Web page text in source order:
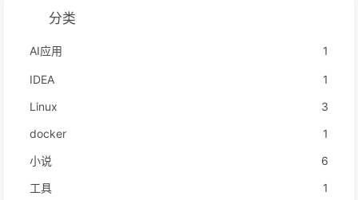
分类
AI应用 1
IDEA
1
Linux
3
docker
1
小说
6
工具
1